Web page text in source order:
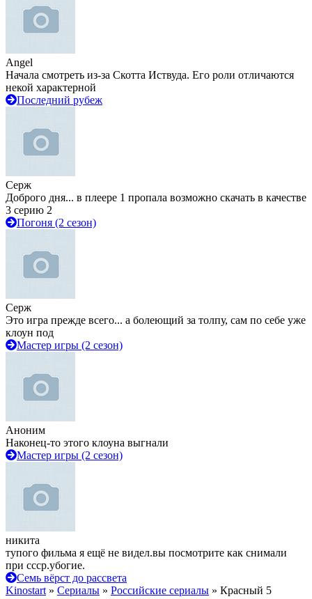
Angel
Начала смотреть из-за Скотта Иствуда. Его роли отличаются
некой характерной
Последний рубеж
Серж
Доброго дня... в плеере 1 пропала возможно скачать в качестве
3 серию 2
Погоня (2 сезон)
Серж
Это игра прежде всего... а болеющий за толпу, сам по себе уже
клоун под
Мастер игры (2 сезон)
Аноним
Наконец-то этого клоуна выгнали
Мастер игры (2 сезон)
никита
тупого фильма я ещё не видел.вы посмотрите как снимали
при ссср.убогие.
Семь вёрст до рассвета
Kinostart » Сериалы » Российские сериалы » Красный 5